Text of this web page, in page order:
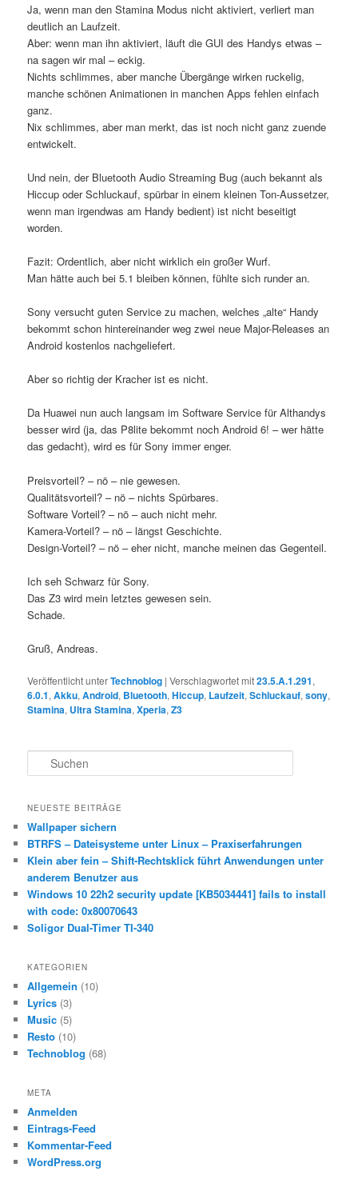
Ja, wenn man den Stamina Modus nicht aktiviert, verliert man
deutlich an Laufzeit.
Aber: wenn man ihn aktiviert, läuft die GUI des Handys etwas –
na sagen wir mal – eckig.
Nichts schlimmes, aber manche Übergänge wirken ruckelig,
manche schönen Animationen in manchen Apps fehlen einfach
ganz.
Nix schlimmes, aber man merkt, das ist noch nicht ganz zuende
entwickelt.
Und nein, der Bluetooth Audio Streaming Bug (auch bekannt als
Hiccup oder Schluckauf, spürbar in einem kleinen Ton-Aussetzer,
wenn man irgendwas am Handy bedient) ist nicht beseitigt
worden.
Fazit: Ordentlich, aber nicht wirklich ein großer Wurf.
Man hätte auch bei 5.1 bleiben können, fühlte sich runder an.
Sony versucht guten Service zu machen, welches „alte“ Handy
bekommt schon hintereinander weg zwei neue Major-Releases an
Android kostenlos nachgeliefert.
Aber so richtig der Kracher ist es nicht.
Da Huawei nun auch langsam im Software Service für Althandys
besser wird (ja, das P8lite bekommt noch Android 6! – wer hätte
das gedacht), wird es für Sony immer enger.
Preisvorteil? – nö – nie gewesen.
Qualitätsvorteil? – nö – nichts Spürbares.
Software Vorteil? – nö – auch nicht mehr.
Kamera-Vorteil? – nö – längst Geschichte.
Design-Vorteil? – nö – eher nicht, manche meinen das Gegenteil.
Ich seh Schwarz für Sony.
Das Z3 wird mein letztes gewesen sein.
Schade.
Gruß, Andreas.
Veröffentlicht unterTechnoblog |Verschlagwortet mit23.5.A.1.291,
6.0.1,Akku,Android, Bluetooth,Hiccup, Laufzeit,Schluckauf,sony,
Stamina, Ultra Stamina,Xperia,Z3
u
h
n
NEUESTE BEITRÄGE
Wallpaper sichern
BTRFS – Dateisysteme unter Linux – Praxiserfahrungen
Klein aber fein – Shift-Rechtsklick führt Anwendungen unter
anderem Benutzer aus
Windows 10 22h2 security update [KB5034441] fails to install
with code: 0x80070643
Soligor Dual-Timer TI-340
KATEGORIEN
Allgemein (10)
Lyrics (3)
Music (5)
Resto (10)
Technoblog (68)
META
Anmelden
Eintrags-Feed
Kommentar-Feed
WordPress.org